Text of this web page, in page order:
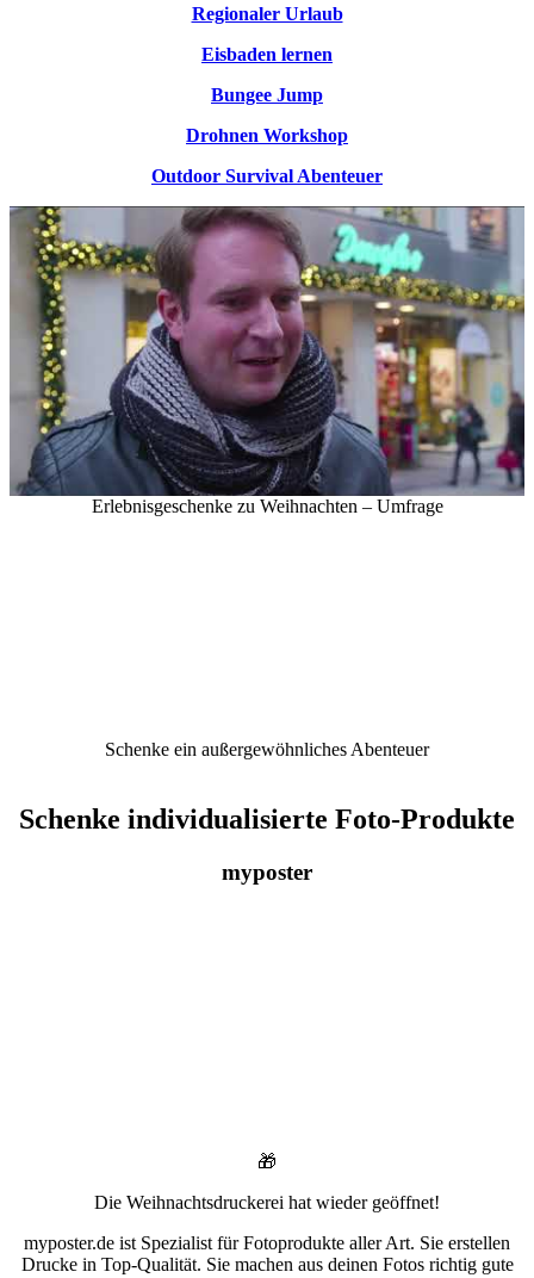
Regionaler Urlaub
Eisbaden lernen
Bungee Jump
Drohnen Workshop
Outdoor Survival Abenteuer
Erlebnisgeschenke zu Weihnachten – Umfrage
Schenke ein außergewöhnliches Abenteuer
Schenke individualisierte Foto-Produkte
myposter
🎁
Die Weihnachtsdruckerei hat wieder geöffnet!
myposter.de ist Spezialist für Fotoprodukte aller Art. Sie erstellen
Drucke in Top-Qualität. Sie machen aus deinen Fotos richtig gute